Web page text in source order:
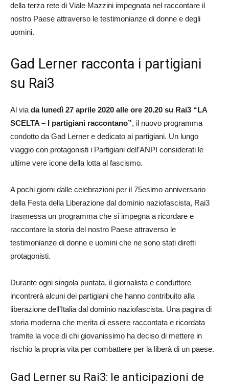
della terza rete di Viale Mazzini impegnata nel raccontare il
nostro Paese attraverso le testimonianze di donne e degli
uomini.
Gad Lerner racconta i partigiani
su Rai3
Al via da lunedì 27 aprile 2020 alle ore 20.20 su Rai3 “LA
SCELTA – I partigiani raccontano”, il nuovo programma
condotto da Gad Lerner e dedicato ai partigiani. Un lungo
viaggio con protagonisti i Partigiani dell’ANPI considerati le
ultime vere icone della lotta al fascismo.
A pochi giorni dalle celebrazioni per il 75esimo anniversario
della Festa della Liberazione dal dominio naziofascista, Rai3
trasmessa un programma che si impegna a ricordare e
raccontare la storia del nostro Paese attraverso le
testimonianze di donne e uomini che ne sono stati diretti
protagonisti.
Durante ogni singola puntata, il giornalista e conduttore
incontrerà alcuni dei partigiani che hanno contribuito alla
liberazione dell’Italia dal dominio naziofascista. Una pagina di
storia moderna che merita di essere raccontata e ricordata
tramite la voce di chi giovanissimo ha deciso di mettere in
rischio la propria vita per combattere per la liberà di un paese.
Gad Lerner su Rai3: le anticipazioni de